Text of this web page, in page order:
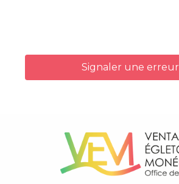
Signaler une erreur